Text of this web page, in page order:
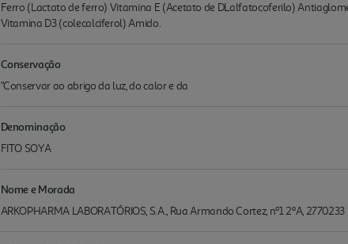
Ferro (Lactato de ferro) Vitamina E (Acetato de DLalfatocoferilo)
Vitamina D3 (colecalciferol) Amido.
Conservação
"Conservar ao abrigo da luz, do calor e da
Denominação
FITO SOYA
Nome e Morada
ARKOPHARMA LABORATÓRIOS, S.A., Rua Armando Cortez, nº1 2ºA,